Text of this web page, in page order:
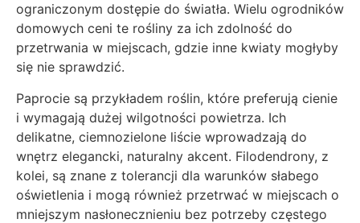
ograniczonym dostępie do światła. Wielu ogrodników
domowych ceni te rośliny za ich zdolność do
przetrwania w miejscach, gdzie inne kwiaty mogłyby
się nie sprawdzić.
Paprocie są przykładem roślin, które preferują cienie
i wymagają dużej wilgotności powietrza. Ich
delikatne, ciemnozielone liście wprowadzają do
wnętrz elegancki, naturalny akcent. Filodendrony, z
kolei, są znane z tolerancji dla warunków słabego
oświetlenia i mogą również przetrwać w miejscach o
mniejszym nasłonecznieniu bez potrzeby częstego